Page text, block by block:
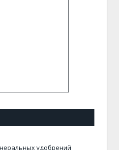
удобрений